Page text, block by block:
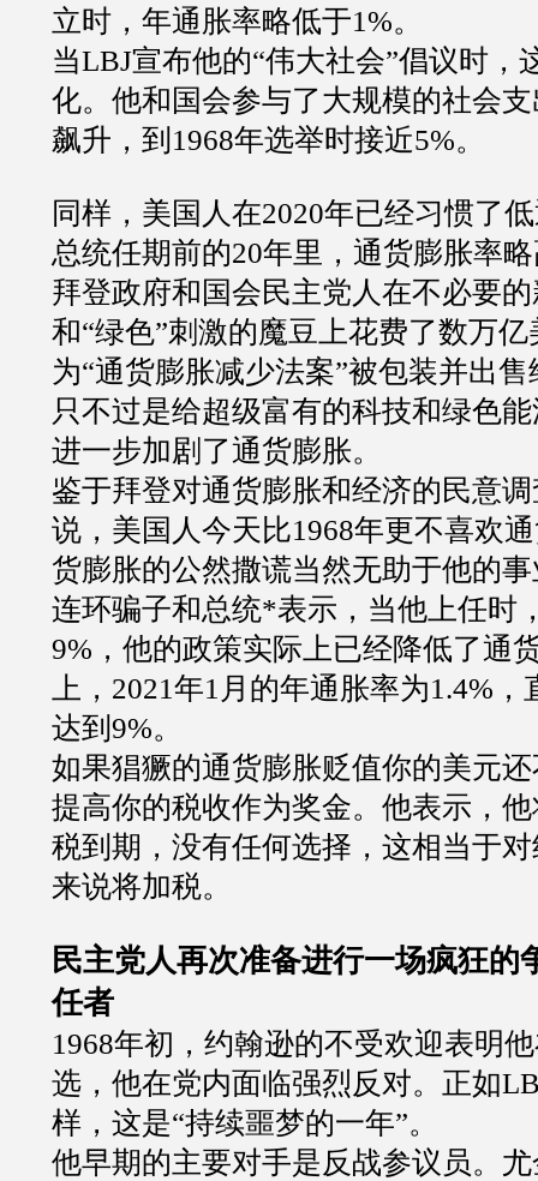
立时，年通胀率略低于1%。
当LBJ宣布他的“伟大社会”倡议时，
化。他和国会参与了大规模的社会
飙升，到1968年选举时接近5%。
同样，美国人在2020年已经习惯了
总统任期前的20年里，通货膨胀率
拜登政府和国会民主党人在不必要
和“绿色”刺激的魔豆上花费了数万
为“通货膨胀减少法案”被包装并出
只不过是给超级富有的科技和绿色
进一步加剧了通货膨胀。
鉴于拜登对通货膨胀和经济的民意
说，美国人今天比1968年更不喜欢
货膨胀的公然撒谎当然无助于他的
连环骗子和总统*表示，当他上任时
9%，他的政策实际上已经降低了通
上，2021年1月的年通胀率为1.4%，
达到9%。
如果猖獗的通货膨胀贬值你的美元
提高你的税收作为奖金。他表示，
税到期，没有任何选择，这相当于
来说将加税。
民主党人再次准备进行一场疯狂的
任者
1968年初，约翰逊的不受欢迎表明
选，他在党内面临强烈反对。正如
样，这是“持续噩梦的一年”。
他早期的主要对手是反战参议员。尤